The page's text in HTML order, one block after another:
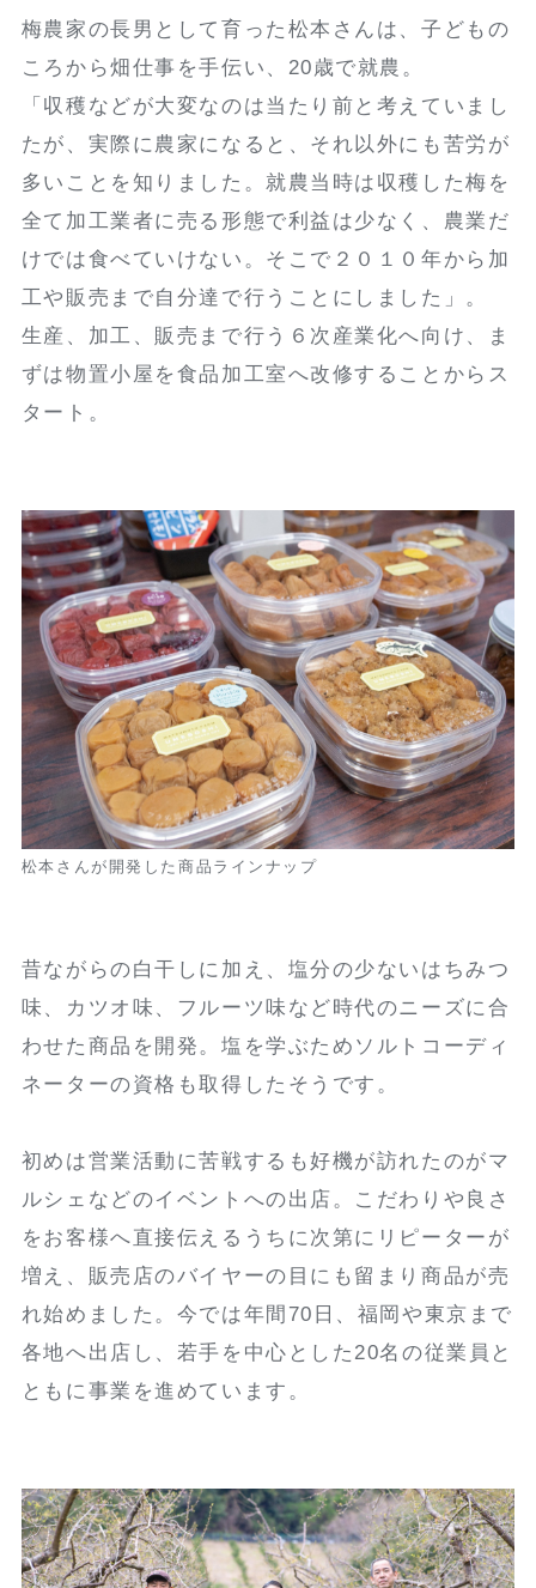
梅農家の長男として育った松本さんは、子どもの
ころから畑仕事を手伝い、20歳で就農。
「収穫などが大変なのは当たり前と考えていまし
たが、実際に農家になると、それ以外にも苦労が
多いことを知りました。就農当時は収穫した梅を
全て加工業者に売る形態で利益は少なく、農業だ
けでは食べていけない。そこで２０１０年から加
工や販売まで自分達で行うことにしました」。
生産、加工、販売まで行う６次産業化へ向け、ま
ずは物置小屋を食品加工室へ改修することからス
タート。
松本さんが開発した商品ラインナップ
昔ながらの白干しに加え、塩分の少ないはちみつ
味、カツオ味、フルーツ味など時代のニーズに合
わせた商品を開発。塩を学ぶためソルトコーディ
ネーターの資格も取得したそうです。
初めは営業活動に苦戦するも好機が訪れたのがマ
ルシェなどのイベントへの出店。こだわりや良さ
をお客様へ直接伝えるうちに次第にリピーターが
増え、販売店のバイヤーの目にも留まり商品が売
れ始めました。今では年間70日、福岡や東京まで
各地へ出店し、若手を中心とした20名の従業員と
ともに事業を進めています。